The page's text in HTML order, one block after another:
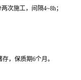
次施工，间隔4~8h；
，保质期6个月。